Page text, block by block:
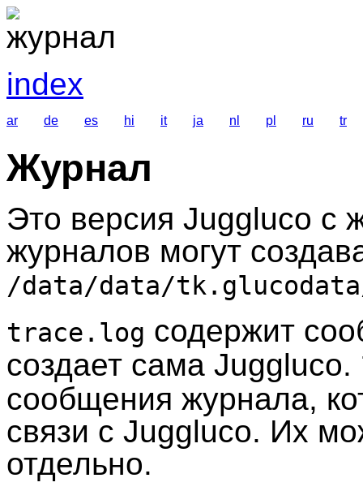
index
ar de es hi it ja nl pl ru tr
Журнал
Это версия Juggluco с
журналов могут
/data/data/
trace.log содержит
создает сама Juggluco.
сообщения журнала,
связи с Juggluco. Их
отдельно.